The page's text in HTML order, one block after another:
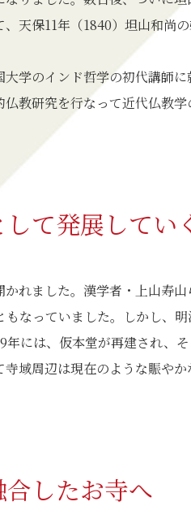
天保11年（1840）坦山和尚
学のインド哲学の初代講師
教研究を行なって近代仏教学
て発展してい
れました。漢学者・上山寿
なっていました。しかし、
年には、仮本堂が再建され、
域周辺は現在のような賑やか
したお寺へ